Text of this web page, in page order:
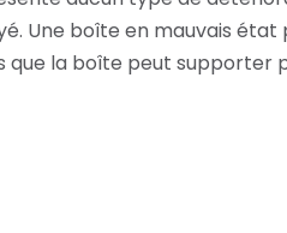
Une boîte en mauvais état
que la boîte peut supporter